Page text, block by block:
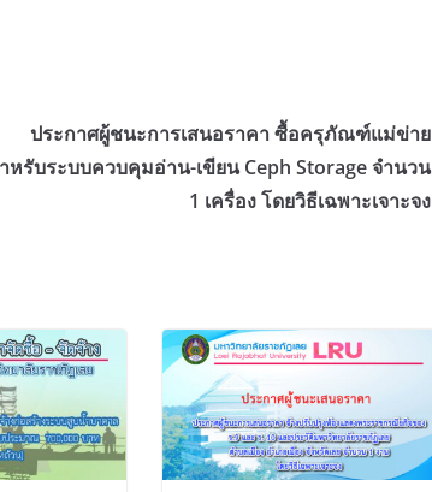
ประกาศผู้ชนะการเสนอราคา ซื้อครุภัณฑ์แม่ข่าย
หรับระบบควบคุมอ่าน-เขียน Ceph Storage จำนวน
1 เครื่อง โดยวิธีเฉพาะเจาะจง